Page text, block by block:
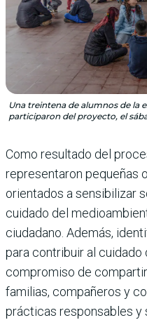
Una treintena de alumnos de la
participaron del proyecto, el
Como resultado del
representaron pequeñas
orientados a sensibilizar
cuidado del
ciudadano. Además,
para contribuir al cuidado
compromiso de
familias, compañeros y
prácticas responsables y